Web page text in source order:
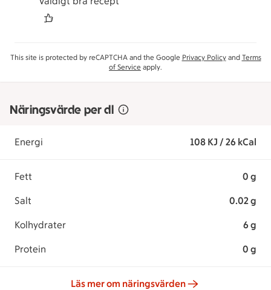
This site is protected by reCAPTCHA and the Google Privacy Policyand Terms
of Service apply.
Näringsvärde per dl
Energi 108 KJ / 26 kCal
Fett 0 g
Salt 0.02 g
Kolhydrater 6 g
Protein 0 g
Läs mer om näringsvärden